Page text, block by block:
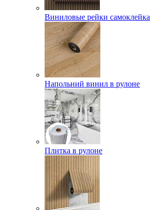
Виниловые рейки самоклейка
Напольний винил в рулоне
Плитка в рулоне